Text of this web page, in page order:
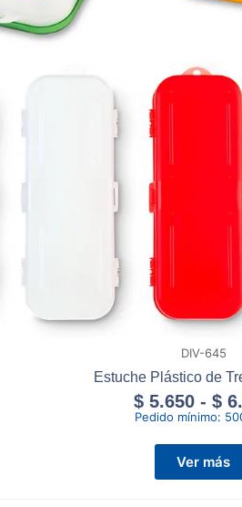
DIV-645
Estuche Plástico de
$ 5.650 - $
Pedido mínimo:
Ver más